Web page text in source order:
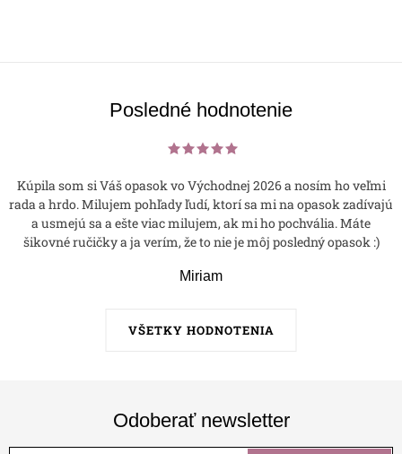
Posledné hodnotenie
VŠETKY HODNOTENIA
Kúpila som si Váš opasok vo Východnej 2026 a nosím ho veľmi
rada a hrdo. Milujem pohľady ľudí, ktorí sa mi na opasok zadívajú
a usmejú sa a ešte viac milujem, ak mi ho pochvália. Máte
šikovné ručičky a ja verím, že to nie je môj posledný opasok :)
Miriam
Odoberať newsletter